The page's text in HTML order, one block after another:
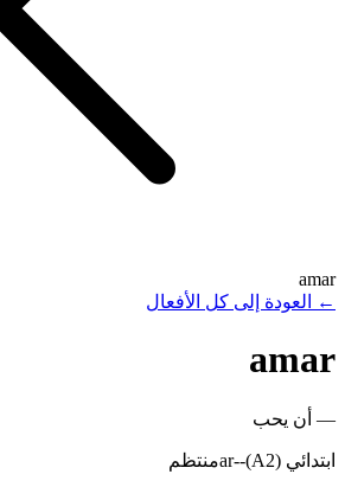
amar
←
العودة إلى كل الأفعال
amar
— أن يحب
ابتدائي (A2) -
-ar منتظم